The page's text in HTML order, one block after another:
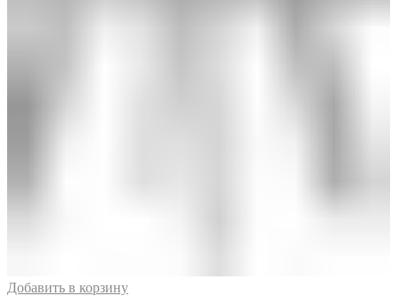
Добавить в корзину